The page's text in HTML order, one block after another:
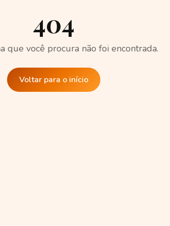
404
que você procura não foi encontrada.
Voltar para o início